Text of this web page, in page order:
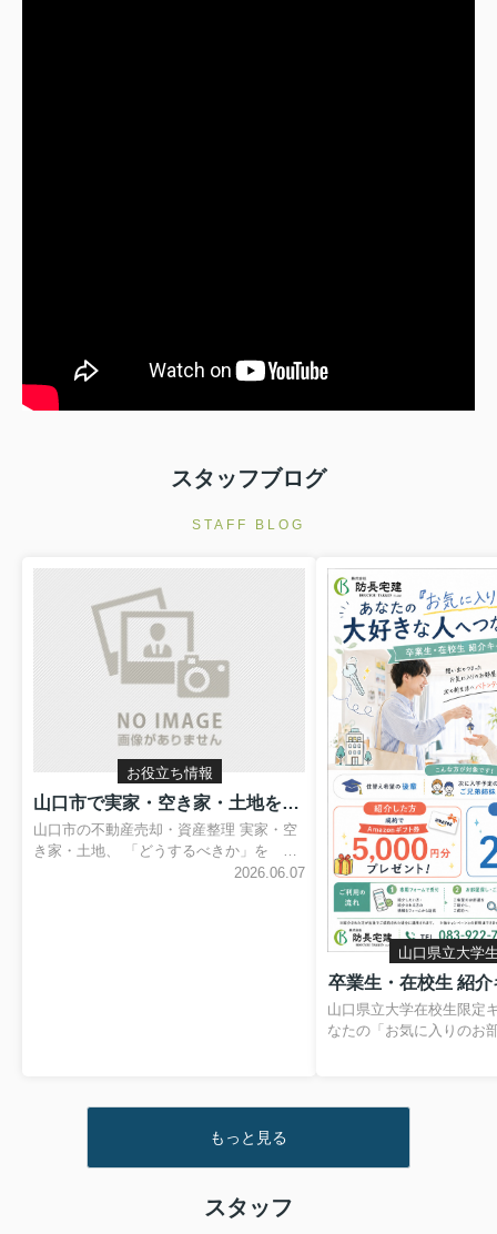
スタッフブログ
STAFF BLOG
お役立ち情報
山口市で実家・空き家・土地をどうする？相続不動産の資産整理と売却査定の考え方
山口市の不動産売却・資産整理 実家・空
き家・土地、 「どうするべきか」を 一
2026.06.07
山口県立大学
卒業生・在校生 紹
山口県立大学在校生限定キ
なたの「お気に入りのお部
ンを実施しています。 後輩・ご兄弟姉
もっと見る
スタッフ